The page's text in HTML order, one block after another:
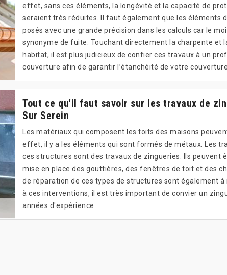
effet, sans ces éléments, la longévité et la capacité de
seraient très réduites. Il faut également que les éléments
posés avec une grande précision dans les calculs car le
synonyme de fuite. Touchant directement la charpente et
habitat, il est plus judicieux de confier ces travaux à un
couverture afin de garantir l’étanchéité de votre
Tout ce qu'il faut savoir sur les travaux de
Sur Serein
Les matériaux qui composent les toits des maisons
effet, il y a les éléments qui sont formés de métaux. Les
ces structures sont des travaux de zingueries. Ils peuvent
mise en place des gouttières, des fenêtres de toit et des
de réparation de ces types de structures sont également à
à ces interventions, il est très important de convier un
années d'expérience.